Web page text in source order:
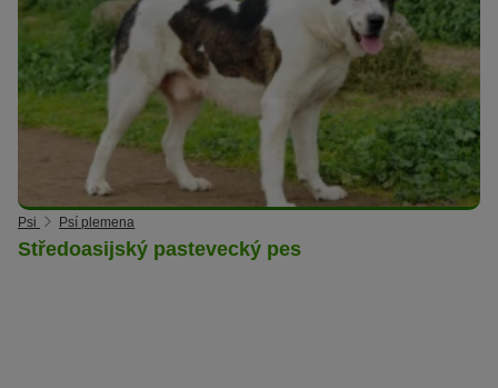
Psi Psí plemena
Středoasijský pastevecký pes